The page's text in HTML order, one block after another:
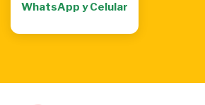
WhatsApp y Celular